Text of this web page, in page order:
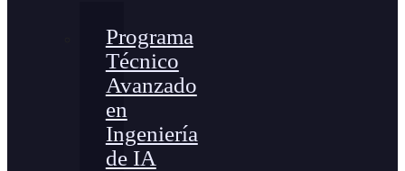
Programa
Técnico
Avanzado
en
Ingeniería
de IA